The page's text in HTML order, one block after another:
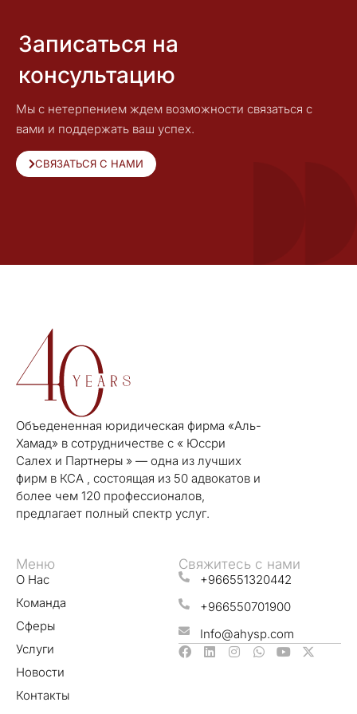
Записаться на
консультацию
Мы с нетерпением ждем возможности связаться с
вами и поддержать ваш успех.
СВЯЗАТЬСЯ С НАМИ
Объедененная юридическая фирма «Аль-
Хамад» в сотрудничестве с « Юссри
Салех и Партнеры » — одна из лучших
фирм в КСА , состоящая из 50 адвокатов и
более чем 120 профессионалов,
предлагает полный спектр услуг.
Меню
О Нас
Команда
Сферы
Услуги
Новости
Контакты
Свяжитесь с нами
+966551320442
+966550701900
Info@ahysp.com